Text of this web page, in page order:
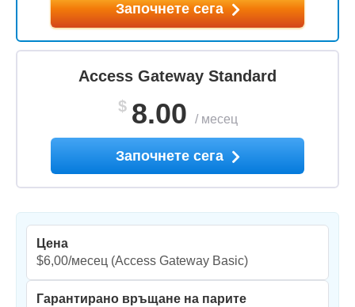
Започнете сега
Access Gateway Standard
$ 8.00 / месец
Започнете сега
Цена
$6,00/месец (Access Gateway Basic)
Гарантирано връщане на парите